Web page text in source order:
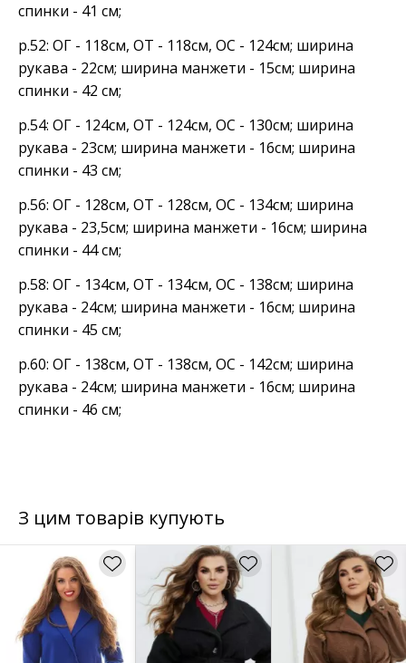
спинки - 41 см;
р.52: ОГ - 118см, ОТ - 118см, ОС - 124см; ширина
рукава - 22см; ширина манжети - 15см; ширина
спинки - 42 см;
р.54: ОГ - 124см, ОТ - 124см, ОС - 130см; ширина
рукава - 23см; ширина манжети - 16см; ширина
спинки - 43 см;
р.56: ОГ - 128см, ОТ - 128см, ОС - 134см; ширина
рукава - 23,5см; ширина манжети - 16см; ширина
спинки - 44 см;
р.58: ОГ - 134см, ОТ - 134см, ОС - 138см; ширина
рукава - 24см; ширина манжети - 16см; ширина
спинки - 45 см;
р.60: ОГ - 138см, ОТ - 138см, ОС - 142см; ширина
рукава - 24см; ширина манжети - 16см; ширина
спинки - 46 см;
З цим товарів купують